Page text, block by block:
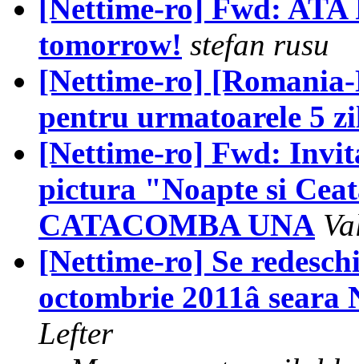
[Nettime-ro] Fwd:
tomorrow! stefan rusu
[Nettime-ro]
pentru urmatoarele 5
[Nettime-ro] Fwd:
pictura "Noapte si
CATACOMBA UNA
[Nettime-ro] Se
octombrie 2011â
Lefter